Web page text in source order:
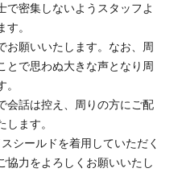
で密集しないようスタッフよ
。
お願いいたします。なお、周
とで思わぬ大きな声となり周
会話は控え、周りの方にご配
ます。
シールドを着用していただく
協力をよろしくお願いいたし